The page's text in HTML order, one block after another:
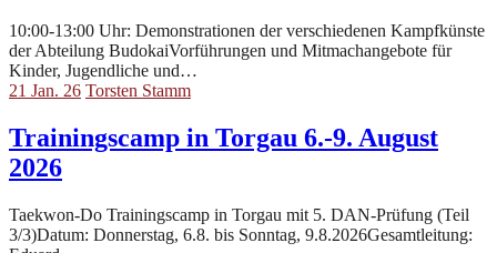
10:00-13:00 Uhr: Demonstrationen der verschiedenen Kampfkünste
der Abteilung BudokaiVorführungen und Mitmachangebote für
Kinder, Jugendliche und…
21 Jan. 26 Torsten Stamm
Trainingscamp in Torgau 6.-9. August
2026
Taekwon-Do Trainingscamp in Torgau mit 5. DAN-Prüfung (Teil
3/3)Datum: Donnerstag, 6.8. bis Sonntag, 9.8.2026Gesamtleitung: